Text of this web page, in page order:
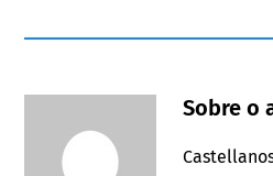
Sobre o